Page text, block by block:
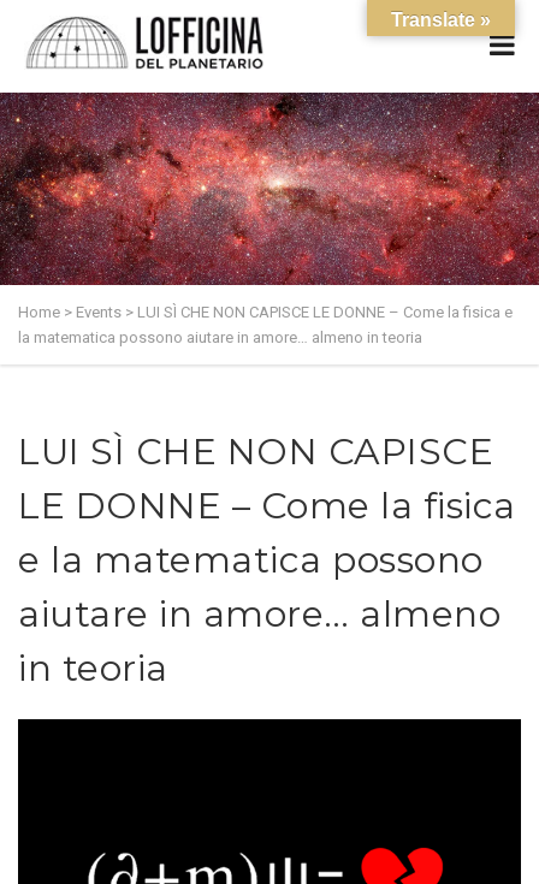
Home > Events > LUI SÌ CHE NON CAPISCE LE DONNE – Come la fisica e
la matematica possono aiutare in amore… almeno in teoria
LUI SÌ CHE NON CAPISCE
LE DONNE – Come la fisica
e la matematica possono
aiutare in amore… almeno
in teoria
Translate »